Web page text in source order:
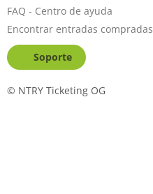
FAQ - Centro de ayuda
Encontrar entradas compradas
Soporte
© NTRY Ticketing OG